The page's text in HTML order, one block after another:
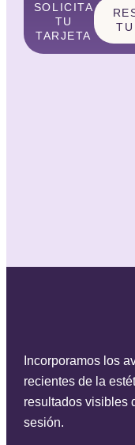
SOLICITA
TU
TARJETA
Incorporamos los
recientes de la
resultados visibles
sesión.